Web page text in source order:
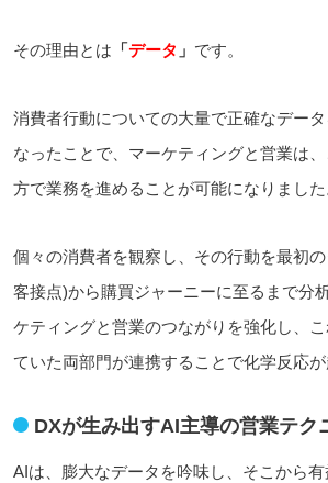
その理由とは 「データ 」 です。
消費者行動についての大量で正確なデー
なったことで、マーケティングと営業は
方で業務を進めることが可能になりました
個々の消費者を観察し、その行動を最初
客接点)から購買ジャーニーに至るまで分
ケティングと営業のつながりを強化し、
ていた両部門が連携することで化学反応が
DXが生み出すAI主導の営業テク
AIは、膨大なデータを吟味し、そこから